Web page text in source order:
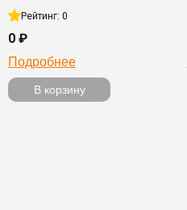
Рейтинг: 0
0 ₽
Подробнее
В корзину